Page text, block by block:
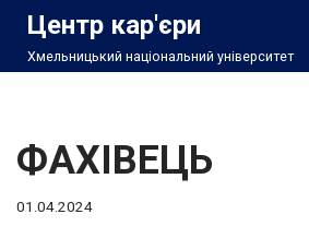
Перейти
Центр кар'єри
Хмельницький національний університет
ФАХІВЕЦЬ
01.04.2024